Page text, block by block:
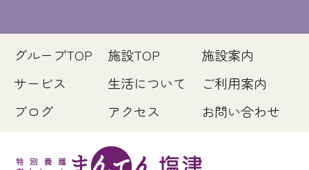
グループTOP 施設TOP
施設案内
サービス
生活について
ご利用案内
ブログ
アクセス お問い合わせ